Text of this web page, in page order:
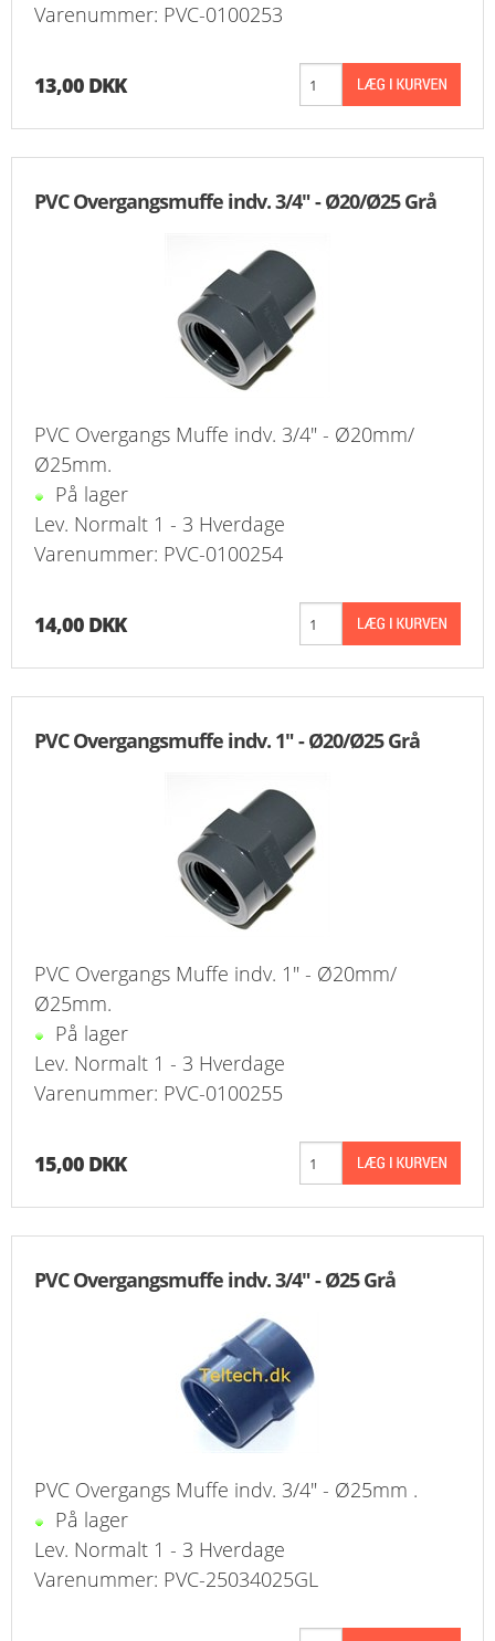
Varenummer: PVC-0100253
13,00 DKK
PVC Overgangsmuffe indv. 3/4" - Ø20/Ø25 Grå
PVC Overgangs Muffe indv. 3/4" - Ø20mm/
Ø25mm.
På lager
Lev. Normalt 1 - 3 Hverdage
Varenummer: PVC-0100254
14,00 DKK
PVC Overgangsmuffe indv. 1" - Ø20/Ø25 Grå
PVC Overgangs Muffe indv. 1" - Ø20mm/
Ø25mm.
På lager
Lev. Normalt 1 - 3 Hverdage
Varenummer: PVC-0100255
15,00 DKK
PVC Overgangsmuffe indv. 3/4" - Ø25 Grå
PVC Overgangs Muffe indv. 3/4" - Ø25mm .
På lager
Lev. Normalt 1 - 3 Hverdage
Varenummer: PVC-25034025GL